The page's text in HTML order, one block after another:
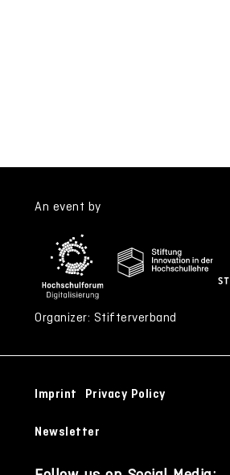
An event by
Organizer: Stifterverband
Imprint Privacy Policy
Newsletter